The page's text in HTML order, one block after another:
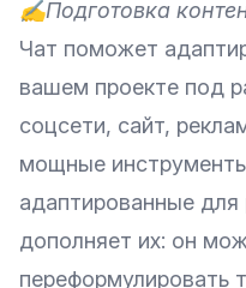
✍️Подготовка
Чат поможет
вашем проекте под
соцсети, сайт,
мощные
адаптированные для
дополняет их: он
переформулировать